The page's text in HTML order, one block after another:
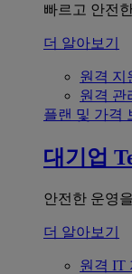
빠르고 안전
더 알아보기
원격 지
원격 관
플랜 및 가격
대기업
안전한 운영
더 알아보기
원격 IT